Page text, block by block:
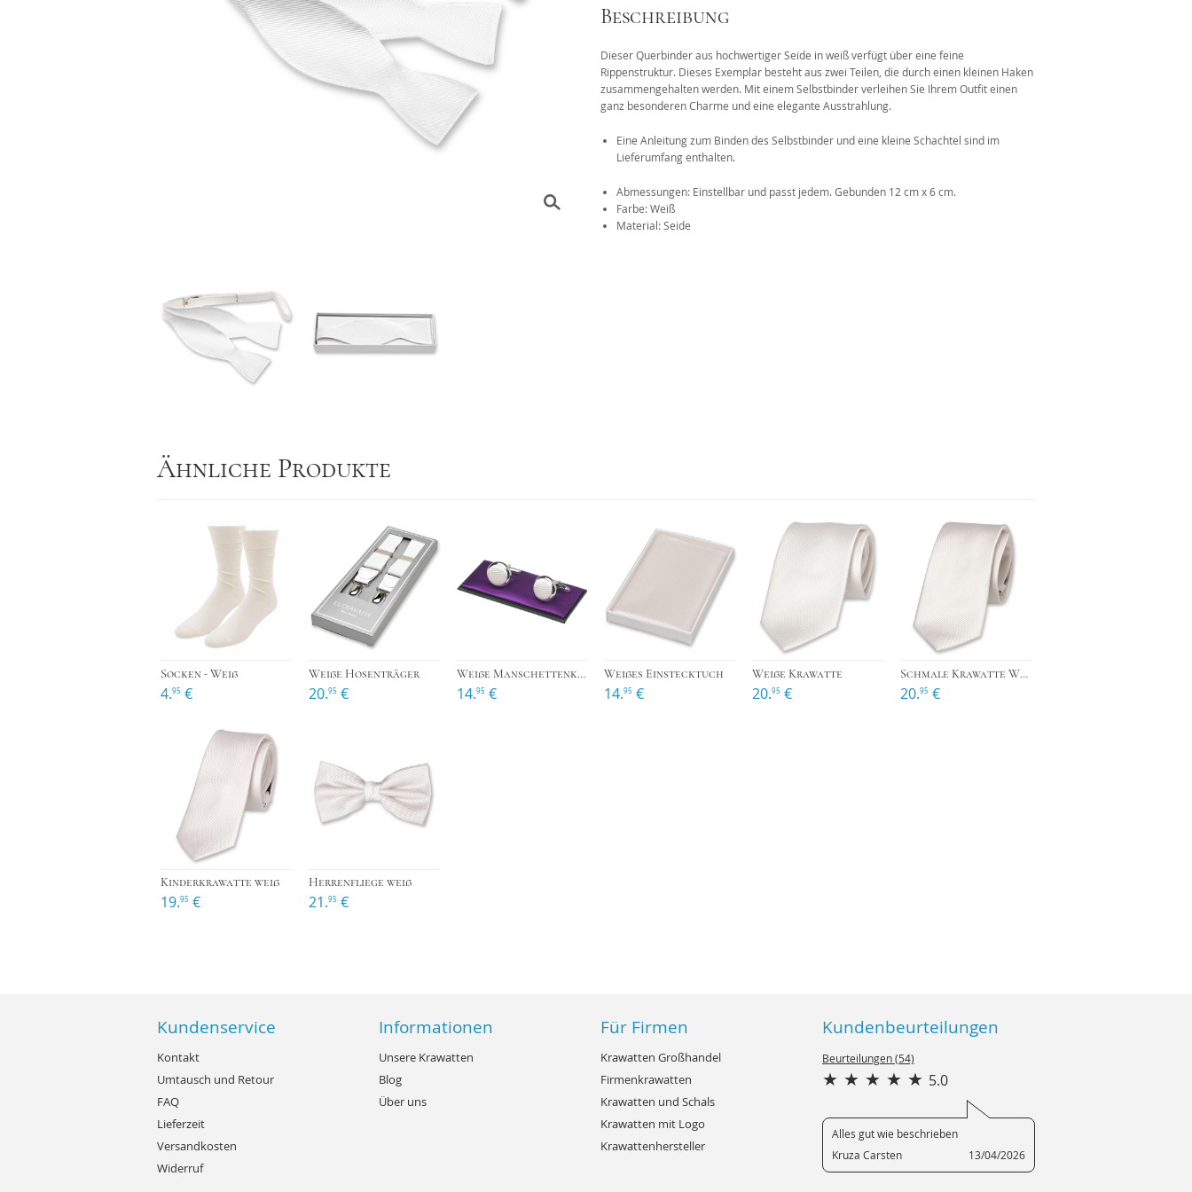
Stoffmasken
Gesichtsmasken Zubehör
Das 1x1 der Krawattenknoten
Beschreibung
Dieser Querbinder aus hochwertiger Seide in weiß verfügt über eine feine
Rippenstruktur. Dieses Exemplar besteht aus zwei Teilen, die durch einen kleinen Haken
zusammengehalten werden. Mit einem Selbstbinder verleihen Sie Ihrem Outfit einen
ganz besonderen Charme und eine elegante Ausstrahlung.
Eine Anleitung zum Binden des Selbstbinder und eine kleine Schachtel sind im
Lieferumfang enthalten.
Abmessungen: Einstellbar und passt jedem. Gebunden 12 cm x 6 cm.
Farbe: Weiß
Material: Seide
Ähnliche Produkte
›
Socken - Weiß
4.95 €
Weiße Hosenträger
20.95 €
›
Weiße Manschettenknöpfe
14.95 €
›
Weißes Einstecktuch
14.95 €
›
Weiße Krawatte
20.95 €
Schmale Krawatte Weiß
20.95 €
Kinderkrawatte weiß
19.95 €
Herrenfliege weiß
21.95 €
Kundenservice
Kontakt
Umtausch und Retour
FAQ
Lieferzeit
Versandkosten
Widerruf
Informationen
Unsere Krawatten
Blog
Über uns
Für Firmen
Krawatten Großhandel
Firmenkrawatten
Krawatten und Schals
Krawatten mit Logo
Krawattenhersteller
Kundenbeurteilungen
Beurteilungen (54)
5.0
Alles gut wie beschrieben
Kruza Carsten
13/04/2026